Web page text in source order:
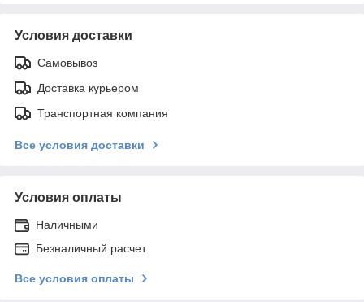
Условия доставки
Самовывоз
Доставка курьером
Транспортная компания
Все условия доставки
Условия оплаты
Наличными
Безналичный расчет
Все условия оплаты